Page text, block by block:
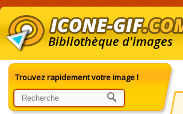
Bibliothèque d'images
Trouvez rapidement votre image !